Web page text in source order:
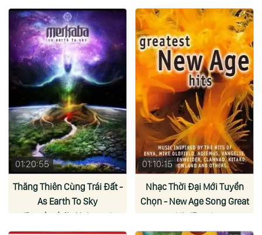
01:20:55
Thăng Thiên Cùng Trái Đất -
As Earth To Sky
(Psychedelic Universe)
01:10:15
Nhạc Thời Đại Mới Tuyển
Chọn - New Age Song Great
Hit (Enya)